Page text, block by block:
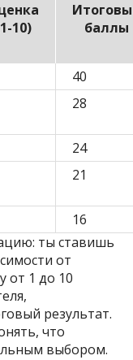
10)
баллы
40
28
24
21
16
ты ставишь
от
от 1 до 10
результат.
что
выбором.